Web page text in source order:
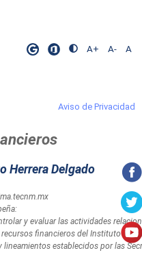
A+ A- A
Aviso de Privacidad
Herrera Delgado
y evaluar las actividades
financieros del Instituto
lineamientos establecidos por las